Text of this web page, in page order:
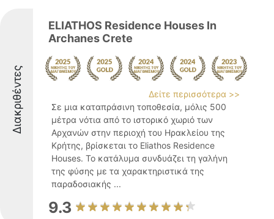
Διακριθέντες
ELIATHOS Residence Houses In
Archanes Crete
Δείτε περισσότερα >>
Σε μια καταπράσινη τοποθεσία, μόλις 500
μέτρα νότια από το ιστορικό χωριό των
Αρχανών στην περιοχή του Ηρακλείου της
Κρήτης, βρίσκεται το Eliathos Residence
Houses. Το κατάλυμα συνδυάζει τη γαλήνη
της φύσης με τα χαρακτηριστικά της
παραδοσιακής ...
9.3